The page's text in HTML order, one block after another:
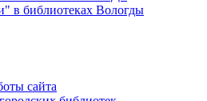
в библиотеках Вологды
сайта